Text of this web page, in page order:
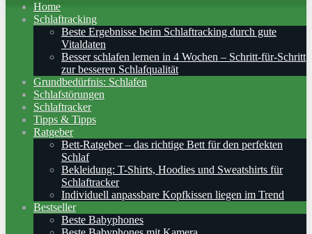
Home
Schlaftracking
Beste Ergebnisse beim Schlaftracking durch gute
Vitaldaten
Besser schlafen lernen in 4 Wochen – Schritt‑für‑Schritt
zur besseren Schlafqualität
Grundbedürfnis: Schlafen
Schlafstörungen
Schlaftracker
Tipps & Tipps
Ratgeber
Bett-Ratgeber – das richtige Bett für den perfekten
Schlaf
Bekleidung: T-Shirts, Hoodies und Sweatshirts für
Schlaftracker
Individuell anpassbare Kopfkissen liegen im Trend
Bestseller
Beste Babyphones